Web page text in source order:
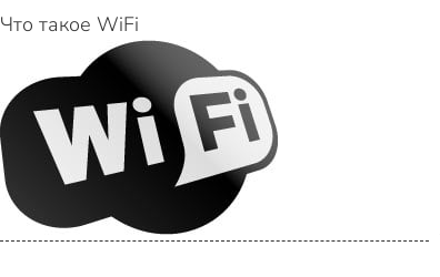
Что такое WiFi